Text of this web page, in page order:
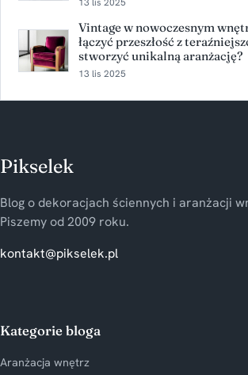
Vintage w nowoczesnym
łączyć przeszłość z
stworzyć unikalną aranżację?
13 lis 2025
Pikselek
Blog o dekoracjach ściennych i aranżacji
Piszemy od 2009 roku.
kontakt@pikselek.pl
Kategorie bloga
Aranżacja wnętrz